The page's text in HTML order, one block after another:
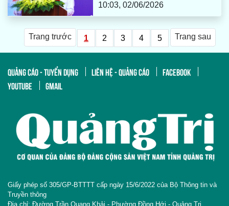
10:03, 02/06/2026
Trang trước 1 2 3 4 5 Trang sau
QUẢNG CÁO - TUYỂN DỤNG LIÊN HỆ - QUẢNG CÁO
FACEBOOK
YOUTUBE
GMAIL
Giấy phép số 305/GP-BTTTT cấp ngày 15/6/2022 của Bộ Thông tin và
Truyền thông
Địa chỉ: Đường Trần Quang Khải - Phường Đồng Hới - Quảng Trị.